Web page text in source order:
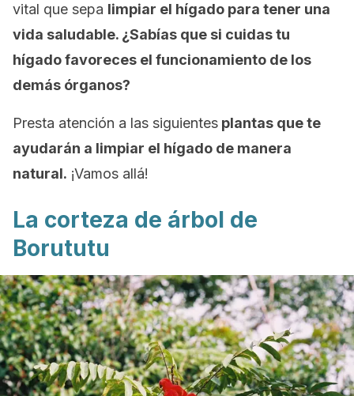
vital que sepa limpiar el hígado para tener una
vida saludable. ¿Sabías que si cuidas tu
hígado favoreces el funcionamiento de los
demás órganos?
Presta atención a las siguientes plantas que te
ayudarán a limpiar el hígado de manera
natural. ¡Vamos allá!
La corteza de árbol de
Borututu